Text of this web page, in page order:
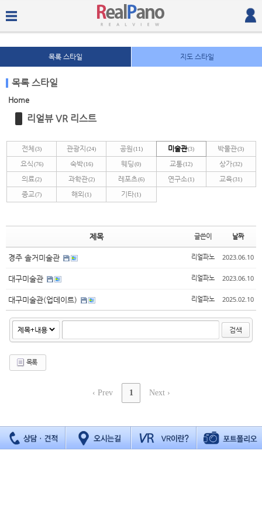
목록 스타일 지도 스타일
목록 스타일
Home
리얼뷰 VR 리스트
전체(3) 관광지 (24) 공원(11) 미술관(3) 박물관(3)
요식(76) 숙박(16) 웨딩 (0) 교통(12) 상가(32)
의료(2) 과학관(2) 레포츠(6) 연구소(1) 교육(31)
종교(7) 해외 (1) 기타(1)
제목 글쓴이 날짜
경주 솔거미술관 리얼파노 2023.06.10
대구미술관 리얼파노 2023.06.10
대구미술관(업데이트) 리얼파노 2025.02.10
검색
목록
‹ Prev 1 Next ›
Sketchbook5, 스케치북5
Sketchbook5, 스케치북5
Sketchbook5, 스케치북5
Sketchbook5, 스케치북5